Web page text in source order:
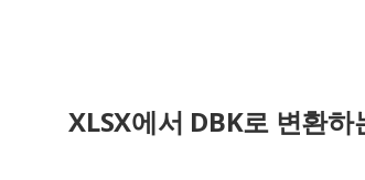
XLSX에서 DBK로 변환하